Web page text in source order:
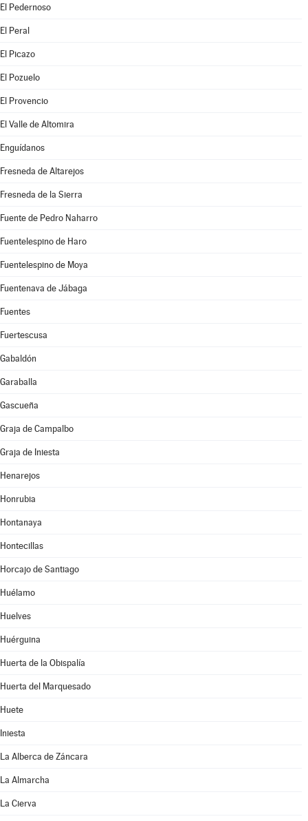
El Pedernoso
El Peral
El Picazo
El Pozuelo
El Provencio
El Valle de Altomira
Enguídanos
Fresneda de Altarejos
Fresneda de la Sierra
Fuente de Pedro Naharro
Fuentelespino de Haro
Fuentelespino de Moya
Fuentenava de Jábaga
Fuentes
Fuertescusa
Gabaldón
Garaballa
Gascueña
Graja de Campalbo
Graja de Iniesta
Henarejos
Honrubia
Hontanaya
Hontecillas
Horcajo de Santiago
Huélamo
Huelves
Huérguina
Huerta de la Obispalía
Huerta del Marquesado
Huete
Iniesta
La Alberca de Záncara
La Almarcha
La Cierva